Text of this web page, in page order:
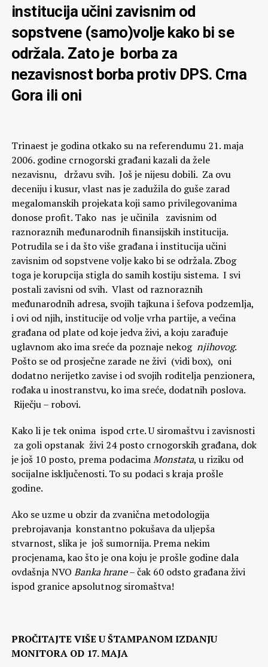
institucija učini zavisnim od
sopstvene (samo)volje kako bi se
održala. Zato je borba za
nezavisnost borba protiv DPS. Crna
Gora ili oni
Trinaest je godina otkako su na referendumu 21. maja
2006. godine crnogorski građani kazali da žele
nezavisnu, državu svih. Još je nijesu dobili. Za ovu
deceniju i kusur, vlast nas je zadužila do guše zarad
megalomanskih projekata koji samo privilegovanima
donose profit. Tako nas je učinila zavisnim od
raznoraznih međunarodnih finansijskih institucija.
Potrudila se i da što više građana i institucija učini
zavisnim od sopstvene volje kako bi se održala. Zbog
toga je korupcija stigla do samih kostiju sistema. I svi
postali zavisni od svih. Vlast od raznoraznih
međunarodnih adresa, svojih tajkuna i šefova podzemlja,
i ovi od njih, institucije od volje vrha partije, a većina
građana od plate od koje jedva živi, a koju zarađuje
uglavnom ako ima sreće da poznaje nekog njihovog.
Pošto se od prosječne zarade ne živi (vidi box), oni
dodatno nerijetko zavise i od svojih roditelja penzionera,
rođaka u inostranstvu, ko ima sreće, dodatnih poslova.
Riječju – robovi.
Kako li je tek onima ispod crte. U siromaštvu i zavisnosti
za goli opstanak živi 24 posto crnogorskih građana, dok
je još 10 posto, prema podacimaMonstata, u riziku od
socijalne isključenosti. To su podaci s kraja prošle
godine.
Ako se uzme u obzir da zvanična metodologija
prebrojavanja konstantno pokušava da uljepša
stvarnost, slika je još sumornija. Prema nekim
procjenama, kao što je ona koju je prošle godine dala
ovdašnja NVO Banka hrane– čak 60 odsto građana živi
ispod granice apsolutnog siromaštva!
PROČITAJTE VIŠE U ŠTAMPANOM IZDANJU
MONITORA OD 17. MAJA